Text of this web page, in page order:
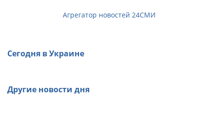
Агрегатор новостей 24СМИ
Сегодня в Украине
Другие новости дня